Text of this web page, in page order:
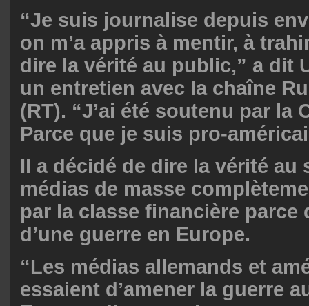
“Je suis journalise depuis
on m’a appris à mentir, à
dire la vérité au public,” a dit
un entretien avec la chaîne
(RT). “J’ai été soutenu par la
Parce que je suis pro-
Il a décidé de dire la vérité au
médias de masse
par la classe financière parce
d’une guerre en Europe.
“Les médias allemands et
essaient d’amener la guerre